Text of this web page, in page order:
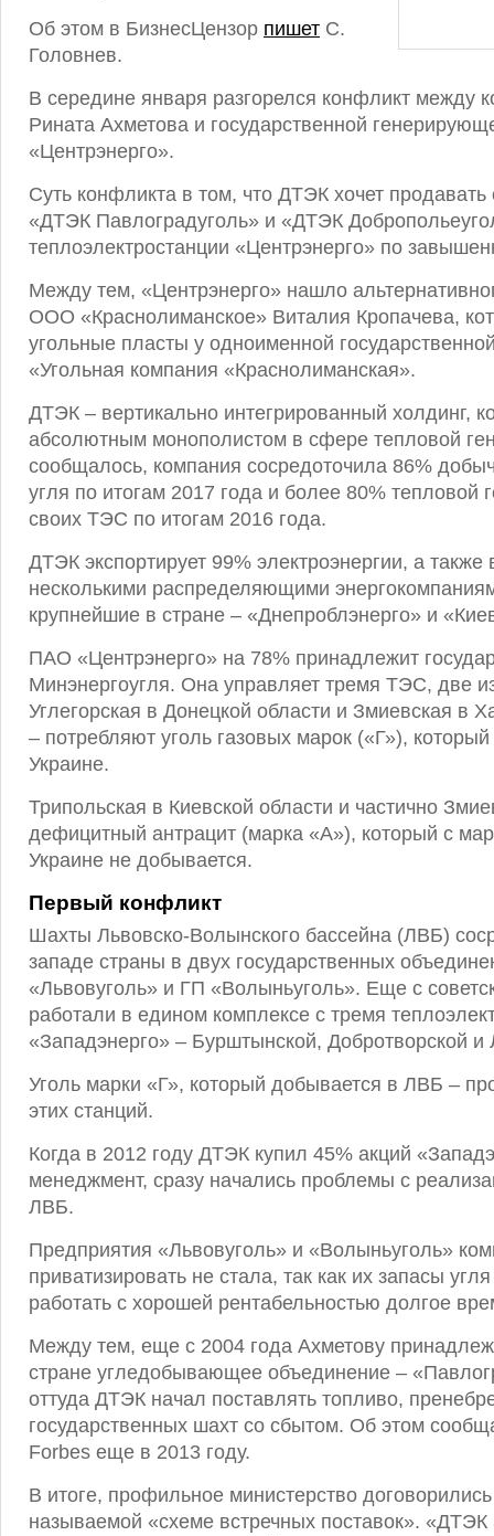
Об этом в БизнесЦензор пишет С.
Головнев.
В середине января разгорелся конфликт между
Рината Ахметова и государственной
«Центрэнерго».
Суть конфликта в том, что ДТЭК хочет продавать
«ДТЭК Павлоградуголь» и «ДТЭК
теплоэлектростанции «Центрэнерго» по
Между тем, «Центрэнерго» нашло
ООО «Краснолиманское» Виталия Кропачева,
угольные пласты у одноименной
«Угольная компания «Краснолиманская».
ДТЭК – вертикально интегрированный холдинг,
абсолютным монополистом в сфере тепловой
сообщалось, компания сосредоточила 86%
угля по итогам 2017 года и более 80% тепловой
своих ТЭС по итогам 2016 года.
ДТЭК экспортирует 99% электроэнергии, а также
несколькими распределяющими
крупнейшие в стране – «Днепроблэнерго» и
ПАО «Центрэнерго» на 78% принадлежит
Минэнергоугля. Она управляет тремя ТЭС, две
Углегорская в Донецкой области и Змиевская в
– потребляют уголь газовых марок («Г»),
Украине.
Трипольская в Киевской области и частично
дефицитный антрацит (марка «А»), который с
Украине не добывается.
Первый конфликт
Шахты Львовско-Волынского бассейна (ЛВБ)
западе страны в двух государственных
«Львовуголь» и ГП «Волыньуголь». Еще с
работали в едином комплексе с тремя
«Западэнерго» – Бурштынской, Добротворской
Уголь марки «Г», который добывается в ЛВБ –
этих станций.
Когда в 2012 году ДТЭК купил 45% акций
менеджмент, сразу начались проблемы с
ЛВБ.
Предприятия «Львовуголь» и «Волыньуголь»
приватизировать не стала, так как их запасы
работать с хорошей рентабельностью долгое
Между тем, еще с 2004 года Ахметову
стране угледобывающее объединение –
оттуда ДТЭК начал поставлять топливо,
государственных шахт со сбытом. Об этом
Forbes еще в 2013 году.
В итоге, профильное министерство
называемой «схеме встречных поставок». «ДТЭК